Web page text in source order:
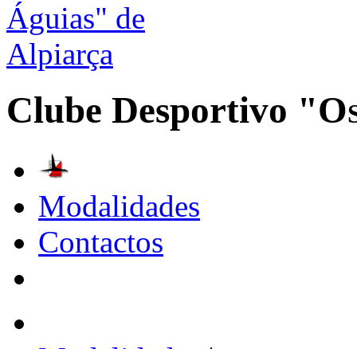
Clube Desportivo
Modalidades
Contactos